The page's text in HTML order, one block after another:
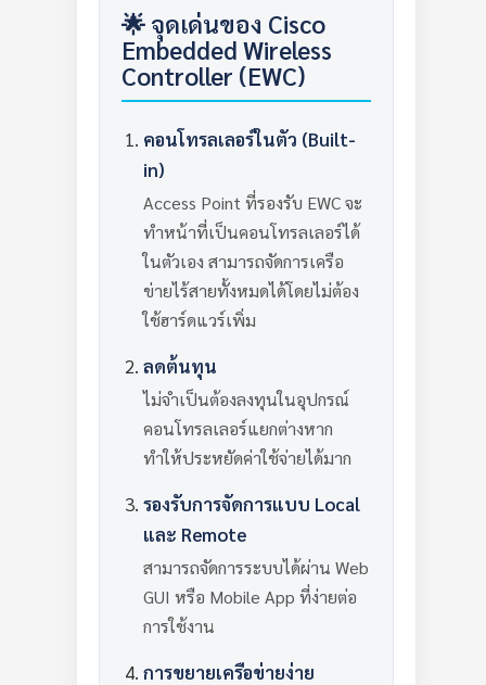
🌟 จุดเด่นของ Cisco
Embedded Wireless
Controller (EWC)
คอนโทรลเลอร์ในตัว (Built-
in)
Access Point ที่รองรับ EWC จะ
ทำหน้าที่เป็นคอนโทรลเลอร์ได้
ในตัวเอง สามารถจัดการเครือ
ข่ายไร้สายทั้งหมดได้โดยไม่ต้อง
ใช้ฮาร์ดแวร์เพิ่ม
ลดต้นทุน
ไม่จำเป็นต้องลงทุนในอุปกรณ์
คอนโทรลเลอร์แยกต่างหาก
ทำให้ประหยัดค่าใช้จ่ายได้มาก
รองรับการจัดการแบบ Local
และ Remote
สามารถจัดการระบบได้ผ่าน Web
GUI หรือ Mobile App ที่ง่ายต่อ
การใช้งาน
การขยายเครือข่ายง่าย